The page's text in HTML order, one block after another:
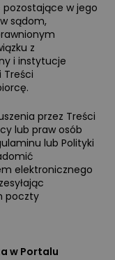
pozostające w jego
sądom,
z
i instytucje
przez Treści
lub praw osób
lub Polityki
elektronicznego
poczty
w Portalu